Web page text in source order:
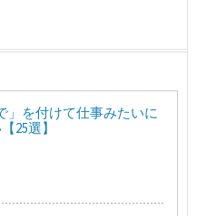
」を付けて仕事みたいに
25選】